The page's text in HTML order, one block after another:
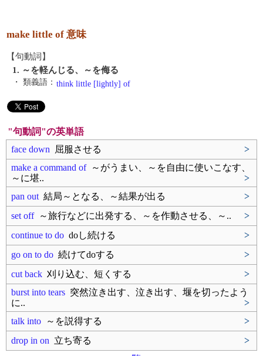
make little of 意味
【句動詞】
1. ～を軽んじる、～を侮る
・ 類義語： think little [lightly] of
"句動詞"の英単語
face down 屈服させる
>
make a command of～がうまい、～を自由に使いこなす、
～に堪..
>
pan out 結局～となる、～結果が出る
>
set off～旅行などに出発する、～を作動させる、～..
>
continue to do doし続ける
>
go on to do 続けてdoする
>
cut back 刈り込む、短くする
>
burst into tears 突然泣き出す、泣き出す、堰を切ったよう
に..
>
talk into ～を説得する
>
drop in on 立ち寄る
>